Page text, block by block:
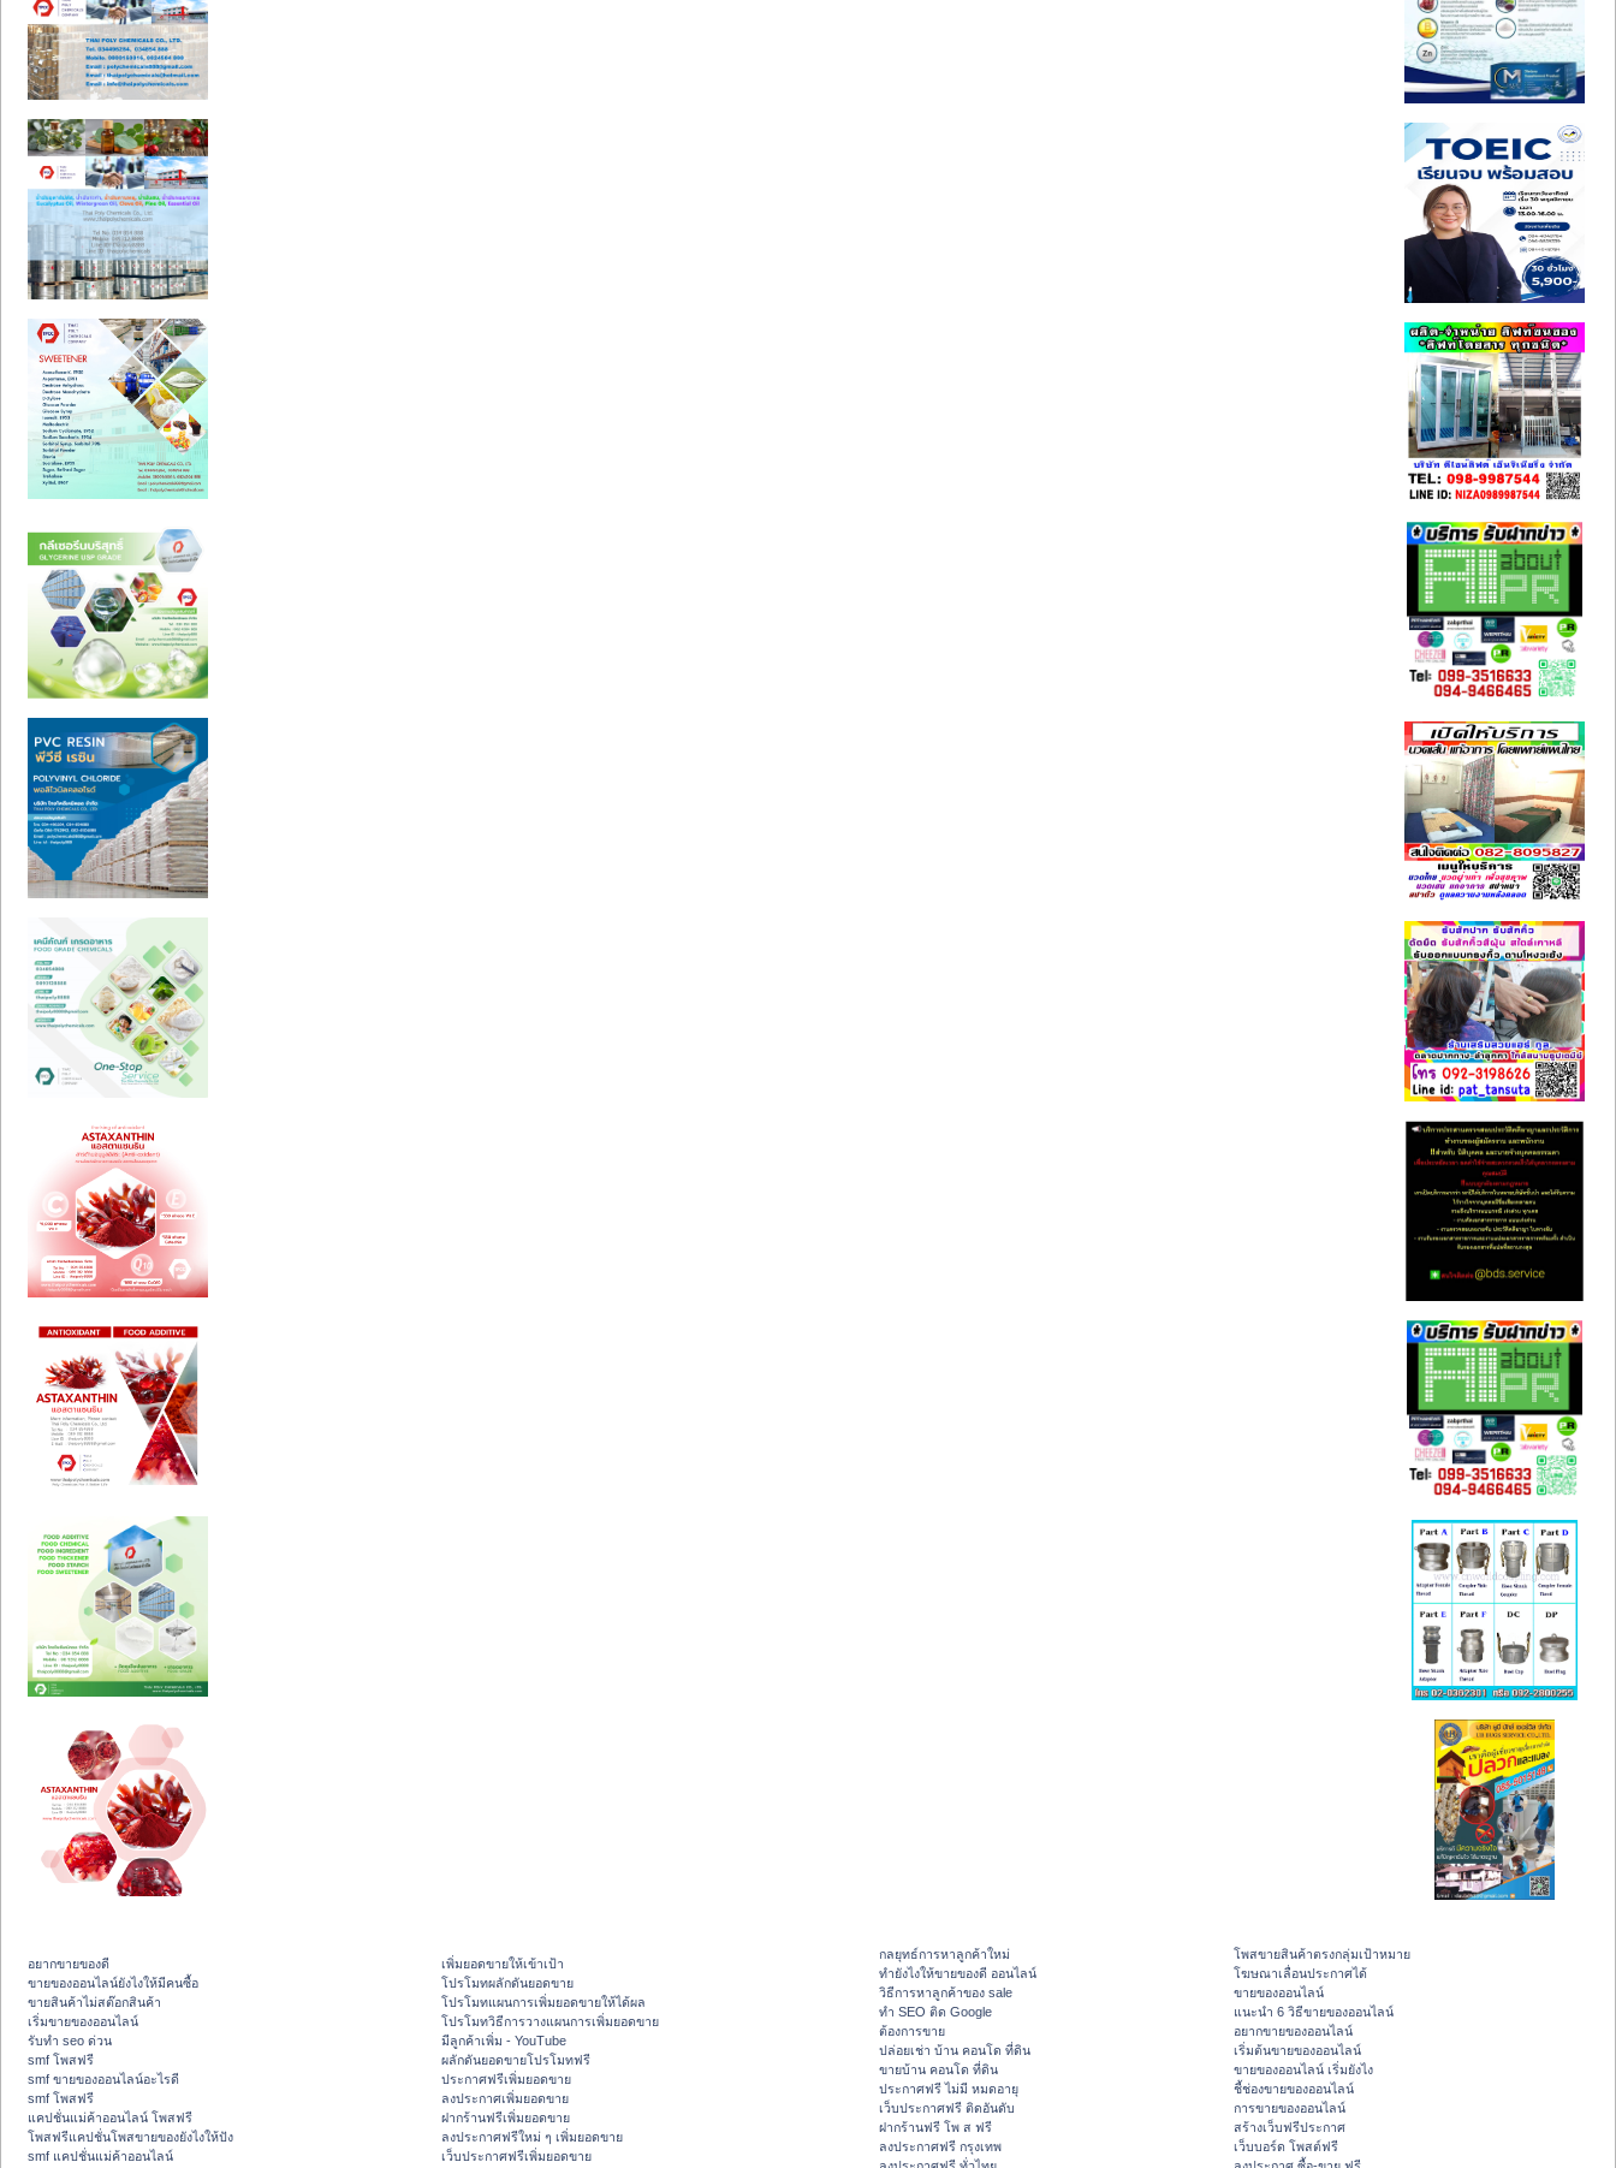
อยากขายของดี
ขายของออนไลน์ยังไงให้มีคนซื้อ
ขายสินค้าไม่สต๊อกสินค้า
เริ่มขายของออนไลน์
รับทำ seo ด่วน
smf โพสฟรี
smf ขายของออนไลน์อะไรดี
smf โพสฟรี
แคปชั่นแม่ค้าออนไลน์ โพสฟรี
โพสฟรีแคปชั่นโพสขายของยังไงให้ปัง
smf แคปชั่นแม่ค้าออนไลน์
เพิ่มยอดขายให้เข้าเป้า
โปรโมทผลักดันยอดขาย
โปรโมทแผนการเพิ่มยอดขายให้ได้ผล
โปรโมทวิธีการวางแผนการเพิ่มยอดขาย
มีลูกค้าเพิ่ม - YouTube
ผลักดันยอดขายโปรโมทฟรี
ประกาศฟรีเพิ่มยอดขาย
ลงประกาศเพิ่มยอดขาย
ฝากร้านฟรีเพิ่มยอดขาย
ลงประกาศฟรีใหม่ ๆ เพิ่มยอดขาย
เว็บประกาศฟรีเพิ่มยอดขาย
กลยุทธ์การหาลูกค้าใหม่
ทํายังไงให้ขายของดี ออนไลน์
วิธีการหาลูกค้าของ sale
ทำ SEO ติด Google
ต้องการขาย
ปล่อยเช่า บ้าน คอนโด ที่ดิน
ขายบ้าน คอนโด ที่ดิน
ประกาศฟรี ไม่มี หมดอายุ
เว็บประกาศฟรี ติดอันดับ
ฝากร้านฟรี โพ ส ฟรี
ลงประกาศฟรี กรุงเทพ
โพสขายสินค้าตรงกลุ่มเป้าหมาย
โฆษณาเลื่อนประกาศได้
ขายของออนไลน์
แนะนำ 6 วิธีขายของออนไลน์
อยากขายของออนไลน์
เริ่มต้นขายของออนไลน์
ขายของออนไลน์ เริ่มยังไง
ชี้ช่องขายของออนไลน์
การขายของออนไลน์
สร้างเว็บฟรีประกาศ
เว็บบอร์ด โพสต์ฟรี